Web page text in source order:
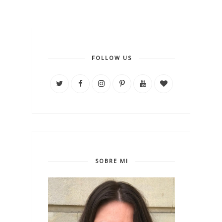
FOLLOW US
SOBRE MI